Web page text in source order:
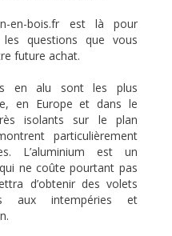
en-bois.fr est là pour
questions que vous
future achat.
en alu sont les plus
en Europe et dans le
isolants sur le plan
particulièrement
L’aluminium est un
ne coûte pourtant pas
d’obtenir des volets
aux intempéries et